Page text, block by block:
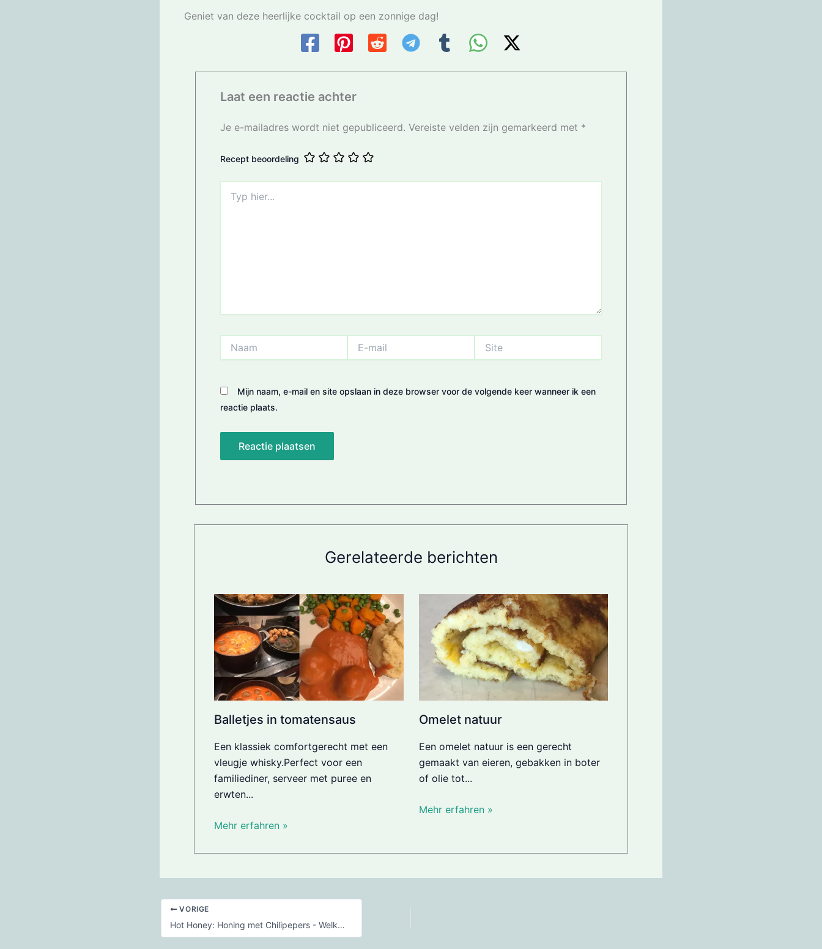
Geniet van deze heerlijke cocktail op een zonnige dag!
Laat een reactie achter
Je e-mailadres wordt niet gepubliceerd. Vereiste velden zijn gemarkeerd met *
Recept beoordeling
hier...
mail
Mijn naam, e-mail en site opslaan in deze browser voor de volgende keer wanneer ik een
reactie plaats.
Gerelateerde berichten
Balletjes in tomatensaus
Een klassiek comfortgerecht met een
vleugje whisky.Perfect voor een
familiediner, serveer met puree en
erwten...
Mehr erfahren »
Omelet natuur
Een omelet natuur is een gerecht
gemaakt van eieren, gebakken in boter
of olie tot...
Mehr erfahren »
VORIGE
Hot Honey: Honing met Chilipepers - Welke is de Lekkerste?